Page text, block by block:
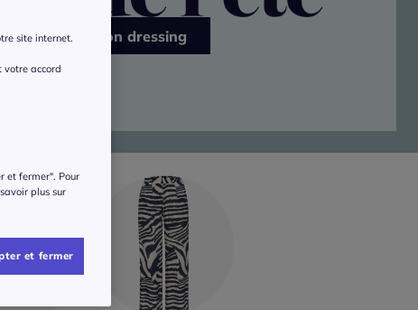
J’ensoleille mon dressing
site internet.
votre accord
et fermer". Pour
plus sur
et fermer